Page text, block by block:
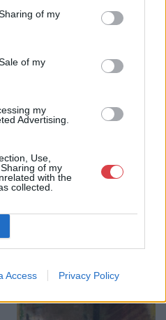
of my
of my
my
Advertising.
Use,
of my
with the
collected.
Access Privacy Policy
Falk Miksa u. 30
http://www.viragjuditgaleria.hu
19. és 20. századi magyar
évente 3 alkalommal.